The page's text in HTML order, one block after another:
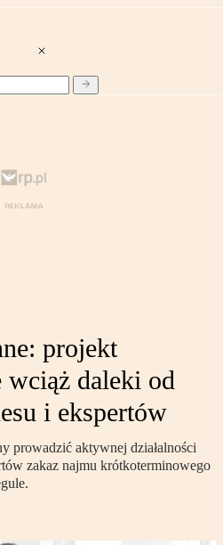
projekt
daleki od
i ekspertów
prowadzić aktywnej działalności
zakaz najmu krótkoterminowego